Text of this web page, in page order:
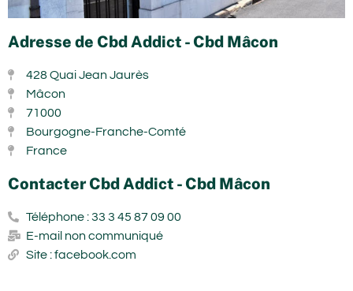
Adresse de Cbd Addict - Cbd Mâcon
428 Quai Jean Jaurès
Mâcon
71000
Bourgogne-Franche-Comté
France
Contacter Cbd Addict - Cbd Mâcon
Téléphone : 33 3 45 87 09 00
E-mail non communiqué
Site : facebook.com